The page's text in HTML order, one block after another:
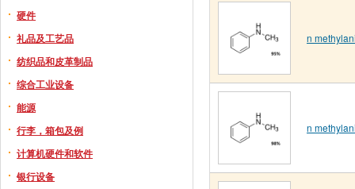
硬件
礼品及工艺品
纺织品和皮革制品
综合工业设备
能源
行李，箱包及例
计算机硬件和软件
银行设备
n
n